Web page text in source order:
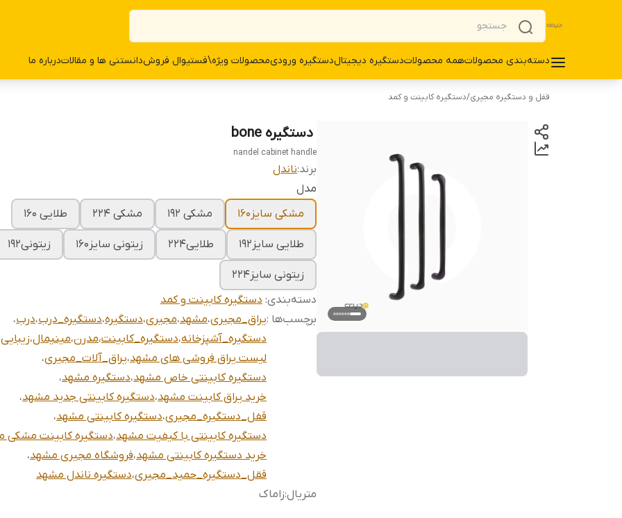
دسته‌بندی محصولاتهمه محصولاتدستگیره دیجیتالدستگیره ورودیمحصولات وی‍‍‍ژه\فستیوال فروشدانستنی ها و مقالاتدرباره ما
قفل و دستگیره مجیری/دستگیره کابینت و کمد
‌ دستگیره bone
nandel cabinet handle
برند:ناندل
مدل
مشکی سایز۱۶۰
مشکی ۱۹۲ مشکی ۲۲۴ طلایی ۱۶۰
طلایی سایز۱۹۲ طلایی۲۲۴ زیتونی سایز۱۶۰ زیتونی۱۹۲
زیتونی سایز۲۲۴
دسته‌بندی: دستگیره کابینت و کمد
برچسب‌ها :یراق_مجیری،مشهد،مجیری،دستگیره،دستگیره_درب،درب،
دستگیره_آشپزخانه،دستگیره_کابینت،مدرن،مینیمال،زیبایی
لیست یراق فروشی های مشهد،یراق_آلات_مجیری،
دستگیره کابینتی خاص مشهد،دستگیره مشهد،
خرید یراق کابینت مشهد،دستگیره کابینتی جدید مشهد،
قفل_دستگیره_مجیری،دستگیره کابینتی مشهد،
دستگیره کابینتی با کیفیت مشهد،دستگیره کابینت مشکی
خرید دستگیره کابینتی مشهد،فروشگاه مجیری مشهد،
ققل_دستگیره_حمید_مجیری،دستگیره ناندل مشهد
متریال:زاماک